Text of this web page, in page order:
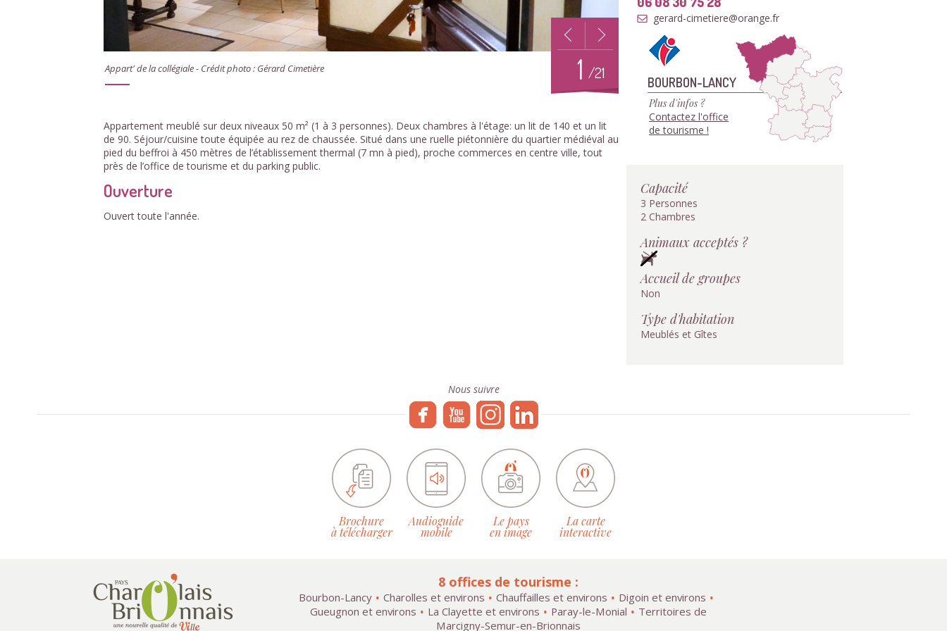
Appart' de la collégiale - Crédit photo : Gérard Cimetière 1 /21
Appartement meublé sur deux niveaux 50 m² (1 à 3 personnes). Deux chambres à l'étage: un lit de 140 et un lit
de 90. Séjour/cuisine toute équipée au rez de chaussée. Situé dans une ruelle piétonnière du quartier médiéval au
pied du beffroi à 450 mètres de l’établissement thermal (7 mn à pied), proche commerces en centre ville, tout
près de l’office de tourisme et du parking public.
Ouverture
Ouvert toute l'année.
gerard-cimetiere@orange.fr
BOURBON-LANCY
Plus d'infos ?
Contactez l'office
de tourisme !
Capacité
3 Personnes
2 Chambres
Animaux acceptés ?
Accueil de groupes
Non
Type d'habitation
Meublés et Gîtes
Nous suivre
Brochure
à télécharger
Audioguide
mobile
Le pays
en image
La carte
interactive
8 offices de tourisme :
Bourbon-Lancy Charolles et environs Chauffailles et environs
Digoin et environs
Gueugnon et environs
La Clayette et environs Paray-le-Monial
Territoires de
Marcigny-Semur-en-Brionnais